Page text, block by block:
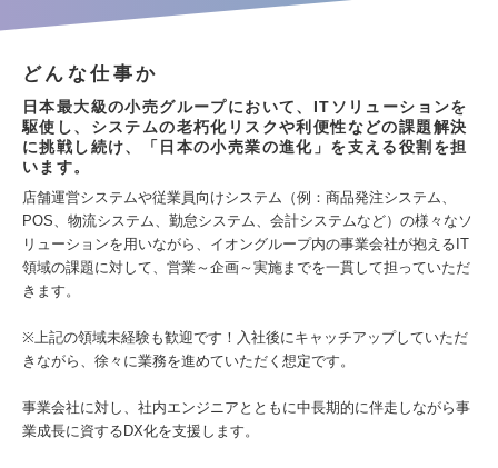
どんな仕事か
日本最大級の小売グループにおいて、ITソリューションを
駆使し、システムの老朽化リスクや利便性などの課題解決
に挑戦し続け、「日本の小売業の進化」を支える役割を担
います。
店舗運営システムや従業員向けシステム（例：商品発注システム、
POS、物流システム、勤怠システム、会計システムなど）の様々なソ
リューションを用いながら、イオングループ内の事業会社が抱えるIT
領域の課題に対して、営業～企画～実施までを一貫して担っていただ
きます。
※上記の領域未経験も歓迎です！入社後にキャッチアップしていただ
きながら、徐々に業務を進めていただく想定です。
事業会社に対し、社内エンジニアとともに中長期的に伴走しながら事
業成長に資するDX化を支援します。